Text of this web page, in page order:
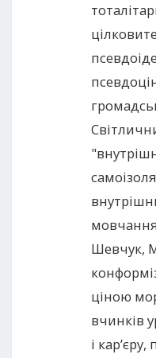
Шевчук,
ціною
вчинків
і